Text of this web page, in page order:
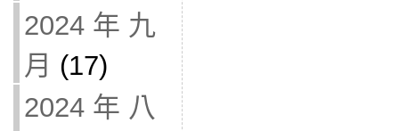
2024 年 九
月 (17)
2024 年 八